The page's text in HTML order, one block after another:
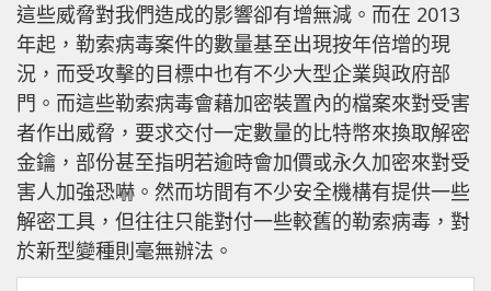
這些威脅對我們造成的影響卻有增無減。而在 2013
年起，勒索病毒案件的數量基至出現按年倍增的現
況，而受攻擊的目標中也有不少大型企業與政府部
門。而這些勒索病毒會藉加密裝置內的檔案來對受害
者作出威脅，要求交付一定數量的比特幣來換取解密
金鑰，部份甚至指明若逾時會加價或永久加密來對受
害人加強恐嚇。然而坊間有不少安全機構有提供一些
解密工具，但往往只能對付一些較舊的勒索病毒，對
於新型變種則毫無辦法。